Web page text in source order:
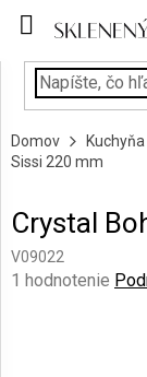
POHÁRE
PODÁVANIE
NÁPOJOV
KUCHYŇA
A
INTERIÉR
Domov
Sissi 220 mm
Crystal
V09022
Priemerné
1 hodnotenie